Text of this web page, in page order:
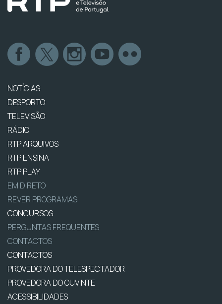
NOTÍCIAS
DESPORTO
TELEVISÃO
RÁDIO
RTP ARQUIVOS
RTP ENSINA
RTP PLAY
EM DIRETO
REVER PROGRAMAS
CONCURSOS
PERGUNTAS FREQUENTES
CONTACTOS
CONTACTOS
PROVEDORA DO TELESPECTADOR
PROVEDORA DO OUVINTE
ACESSIBILIDADES